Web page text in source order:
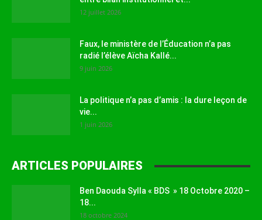
12 juillet 2026
Faux, le ministère de l’Éducation n’a pas
radié l’élève Aïcha Kallé...
9 juin 2026
La politique n’a pas d’amis : la dure leçon de
vie...
1 juin 2026
ARTICLES POPULAIRES
Ben Daouda Sylla « BDS » 18 Octobre 2020 –
18...
18 octobre 2024